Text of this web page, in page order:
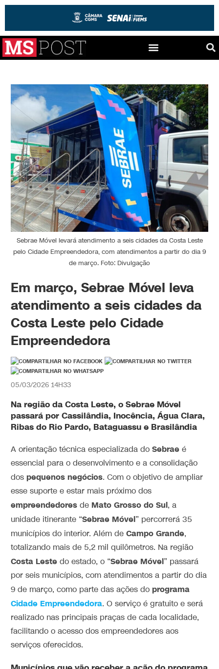
Sebrae Móvel levará atendimento a seis cidades da Costa Leste
pelo Cidade Empreendedora, com atendimentos a partir do dia 9
de março. Foto: Divulgação
Em março, Sebrae Móvel leva
atendimento a seis cidades da
Costa Leste pelo Cidade
Empreendedora
05/03/2026 14H33
Na região da Costa Leste, o Sebrae Móvel
passará porCassilândia, Inocência,Água Clara,
Ribas do Rio Pardo, Bataguassu e Brasilândia
A orientação técnica especializada doSebrae é
essencial para o desenvolvimento e a consolidação
dospequenos negócios. Com o objetivo de ampliar
esse suporte e estar mais próximo dos
empreendedores de Mato Grosso do Sul, a
unidade itinerante “Sebrae Móvel” percorrerá 35
municípios do interior. Além deCampo Grande,
totalizando mais de 5,2 mil quilômetros. Na região
Costa Lestedo estado, o “Sebrae Móvel” passará
por seis municípios, com atendimentos a partir do dia
9 de março, como parte das ações doprograma
Cidade Empreendedora. O serviço é gratuito e será
realizado nas principais praças de cada localidade,
facilitando o acesso dos empreendedores aos
serviços oferecidos.